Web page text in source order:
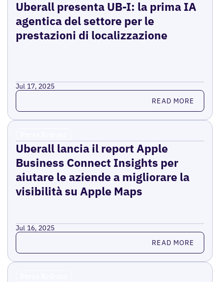
Uberall presenta UB-I: la prima IA
agentica del settore per le
prestazioni di localizzazione
Jul 17, 2025
Read more READ MORE
Uberall lancia il report Apple
Business Connect Insights per
aiutare le aziende a migliorare la
visibilità su Apple Maps
Jul 16, 2025
Read more READ MORE